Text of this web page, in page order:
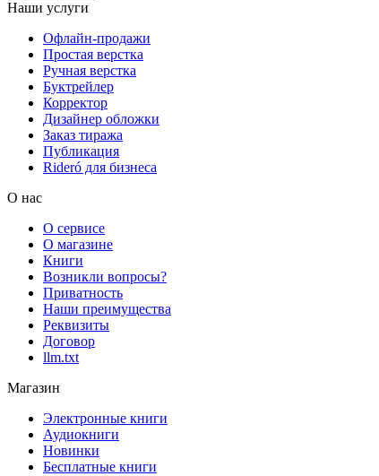
Наши услуги
Офлайн-продажи
Простая верстка
Ручная верстка
Буктрейлер
Корректор
Дизайнер обложки
Заказ тиража
Публикация
Rideró для бизнеса
О нас
О сервисе
О магазине
Книги
Возникли вопросы?
Приватность
Наши преимущества
Реквизиты
Договор
llm.txt
Магазин
Электронные книги
Аудиокниги
Новинки
Бесплатные книги